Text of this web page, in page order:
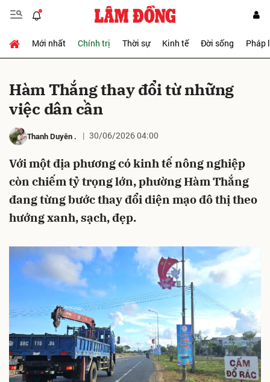
Mới nhất Chính trị Thời sự Kinh tế Đời sống Pháp
Hàm Thắng thay đổi từ những
việc dân cần
Thanh Duyên . 30/06/2026 04:00
Với một địa phương có kinh tế nông nghiệp
còn chiếm tỷ trọng lớn, phường Hàm Thắng
đang từng bước thay đổi diện mạo đô thị theo
hướng xanh, sạch, đẹp.
Gửi bình luận
Hủy Gửi